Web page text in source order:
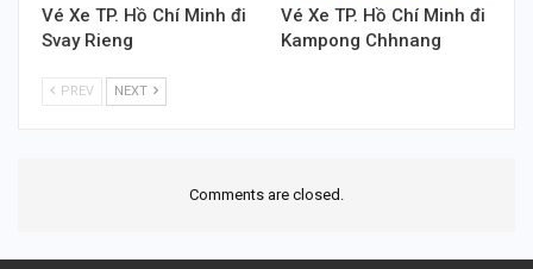
Vé Xe TP. Hồ Chí Minh đi
Svay Rieng
Vé Xe TP. Hồ Chí Minh đi
Kampong Chhnang
PREV NEXT
Comments are closed.